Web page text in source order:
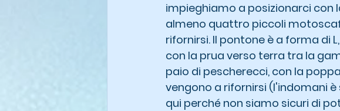
impieghiamo a posizionarci con
almeno quattro piccoli
rifornirsi. Il pontone è a forma di
con la prua verso terra tra la
paio di pescherecci, con la
vengono a rifornirsi (l'indomani
qui perché non siamo sicuri di